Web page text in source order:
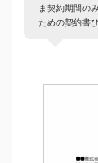
ま契約期間の
ための契約書